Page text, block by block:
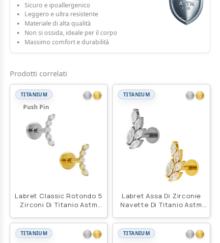
Sicuro e ipoallergenico
Leggero e ultra resistente
Materiale di alta qualità
Non si ossida, ideale per il corpo
Massimo comfort e durabilità
Prodotti correlati
TITANIUM
Push Pin
Labret Classic Rotondo 5
Zirconi Di Titanio Astm
TITANIUM
Labret Assa Di Zirconie
Navette Di Titanio Astm
TITANIUM TITANIUM